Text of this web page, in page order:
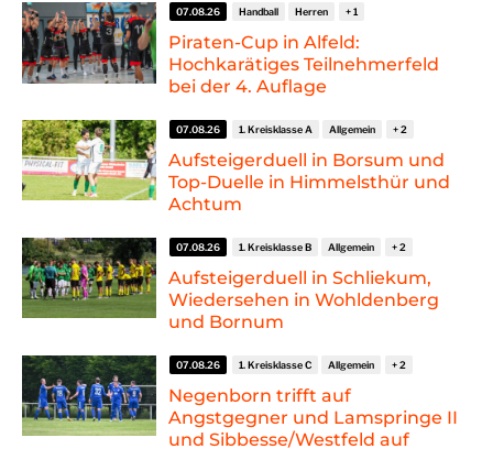
Piraten-Cup in Alfeld:
Hochkarätiges Teilnehmerfeld
bei der 4. Auflage
07.08.26 Handball Herren
Aufsteigerduell in Borsum und
Top-Duelle in Himmelsthür und
Achtum
07.08.26 1. Kreisklasse A Allgemein
Aufsteigerduell in Schliekum,
Wiedersehen in Wohldenberg
und Bornum
07.08.26 1. Kreisklasse B Allgemein
Negenborn trifft auf
Angstgegner und Lamspringe II
und Sibbesse/Westfeld auf
07.08.26 1. Kreisklasse C Allgemein